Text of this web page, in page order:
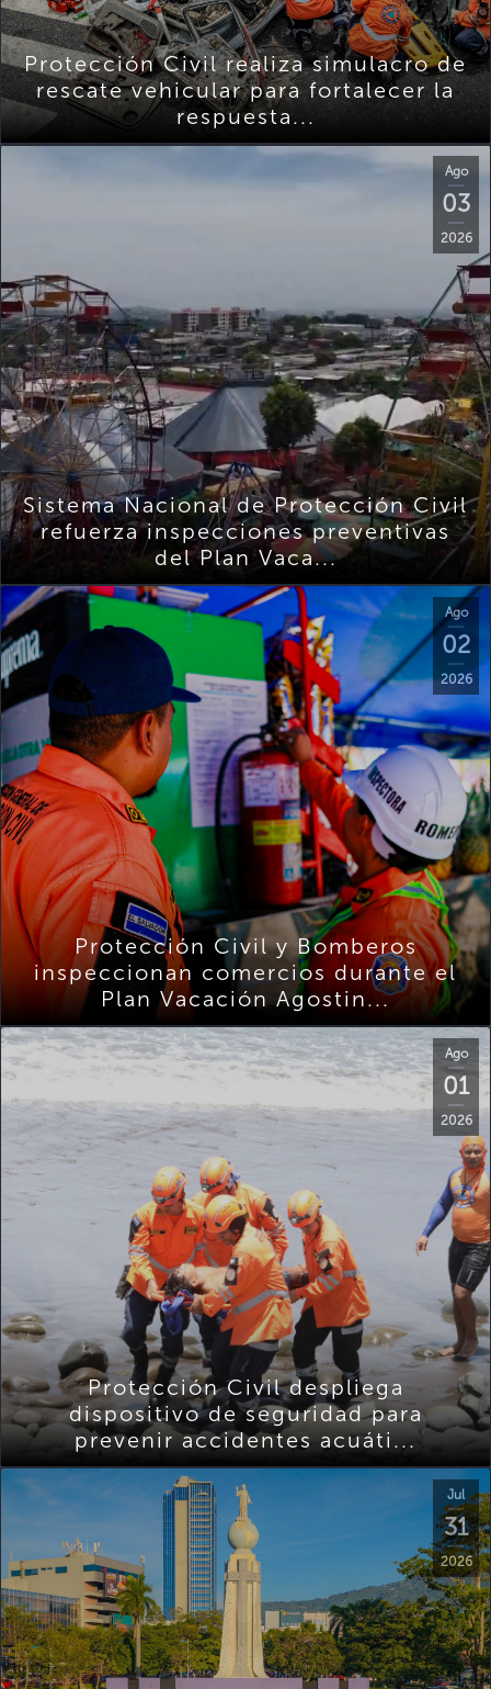
Protección Civil realiza simulacro de
rescate vehicular para fortalecer la
respuesta...
Ago
03
2026
Sistema Nacional de Protección Civil
refuerza inspecciones preventivas
del Plan Vaca...
Ago
02
2026
Protección Civil y Bomberos
inspeccionan comercios durante el
Plan Vacación Agostin...
Ago
01
2026
Protección Civil despliega
dispositivo de seguridad para
prevenir accidentes acuáti...
Jul
31
2026